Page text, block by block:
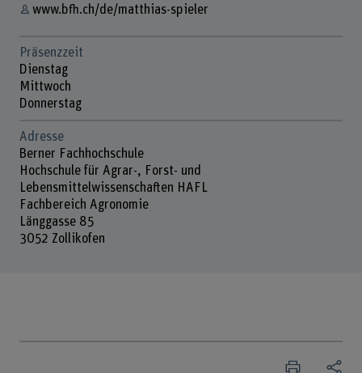
www.bfh.ch/de/matthias-spieler
Präsenzzeit
Dienstag
Mittwoch
Donnerstag
Adresse
Berner Fachhochschule
Hochschule für Agrar-, Forst- und
Lebensmittelwissenschaften HAFL
Fachbereich Agronomie
Länggasse 85
3052 Zollikofen